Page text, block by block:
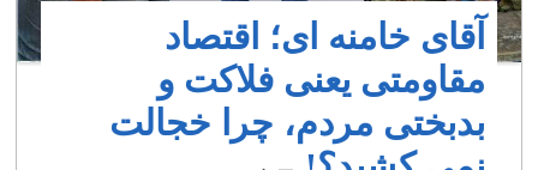
آقای خامنه ای؛ اقتصاد
مقاومتی یعنی فلاکت و
بدبختی مردم، چرا خجالت